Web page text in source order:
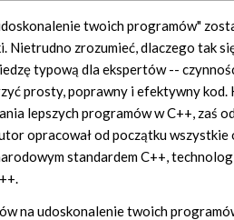
twoich programów"
Nietrudno zrozumieć, dlaczego tak
typową dla ekspertów --
prosty, poprawny i efektywny kod.
lepszych programów w C++, zaś
opracował od początku
standardem C++,
na udoskonalenie twoich